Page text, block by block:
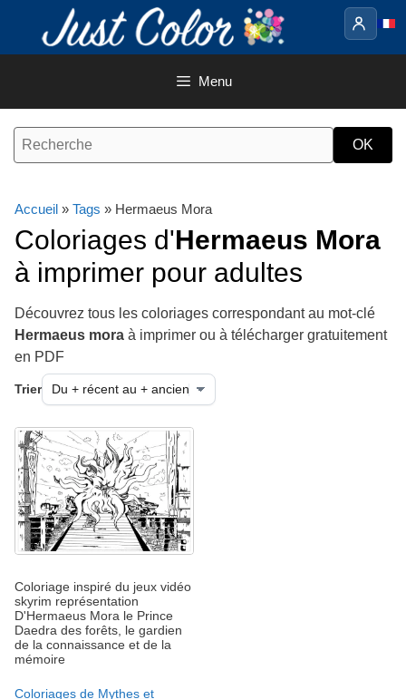
contenu
Menu
Accueil » Tags » Hermaeus Mora
Coloriages d'Hermaeus Mora
à imprimer pour adultes
Découvrez tous les coloriages correspondant au mot-clé
Hermaeus mora à imprimer ou à télécharger gratuitement
en PDF
Trier
Coloriage inspiré du jeux vidéo
skyrim représentation
D'Hermaeus Mora le Prince
Daedra des forêts, le gardien
de la connaissance et de la
mémoire
Coloriages de Mythes et